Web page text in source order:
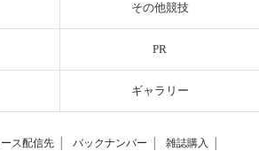
その他競技
PR
ギャラリー
ス配信先 バックナンバー 雑誌購入